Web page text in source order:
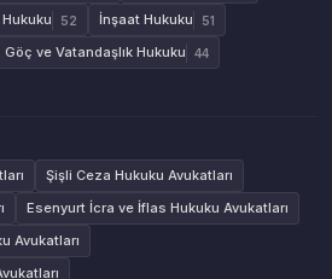
52 İnşaat Hukuku 51
Göç ve Vatandaşlık Hukuku 44
Şişli Ceza Hukuku Avukatları
Esenyurt İcra ve İflas Hukuku Avukatları
Avukatları